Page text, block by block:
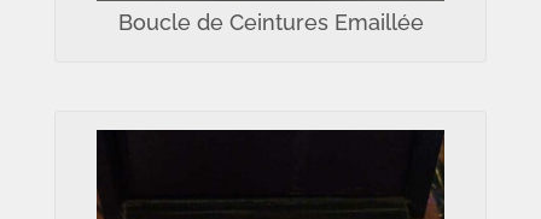
Boucle de Ceintures Emaillée